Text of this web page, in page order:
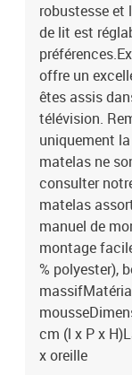
robustesse et
de lit est
offre un
êtes assis
télévision.
uniquement
matelas ne
consulter
matelas
manuel de
montage
% polyester),
cm (l x P x
x oreille